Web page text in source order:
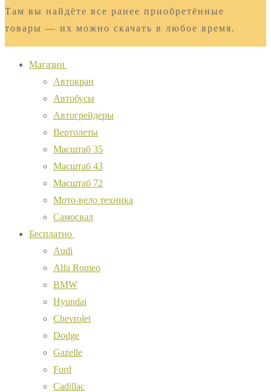
Там вы найдёте все ранее приобретённые
товары — их можно скачать в любое время.
Магазин
Автокран
Автобусы
Автогрейдеры
Вертолеты
Масштаб 35
Масштаб 43
Масштаб 72
Мото-вело техника
Самосвал
Бесплатно
Audi
Alfa Romeo
BMW
Hyundai
Chevrolet
Dodge
Gazelle
Ford
Cadillac